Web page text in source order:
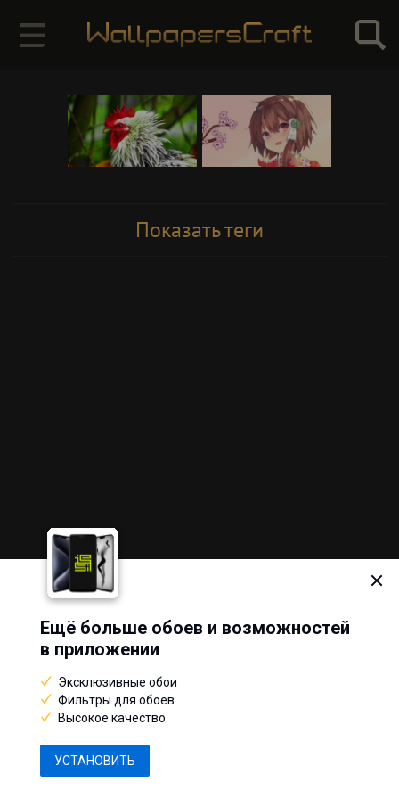
Показать теги
© 2013–2026, WallpapersCraft
Пожаловаться
Разработано вEastwood
Ещё больше обоев и возможностей
в приложении
Эксклюзивные обои
Фильтры для обоев
Высокое качество
УСТАНОВИТЬ